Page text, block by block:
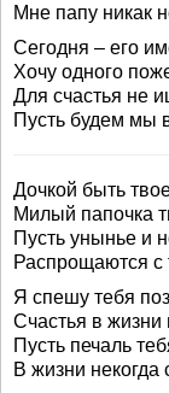
Мне папу никак
Сегодня – его
Хочу одного
Для счастья не
Пусть будем мы
Дочкой быть
Милый папочка
Пусть унынье и
Распрощаются с
Я спешу тебя
Счастья в жизни
Пусть печаль
В жизни некогда